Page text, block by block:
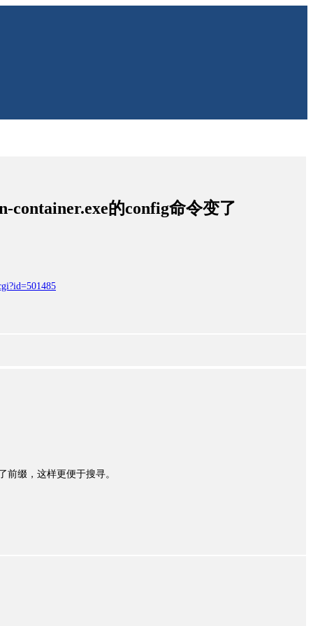
container.exe的config命令变了
前缀，这样更便于搜寻。